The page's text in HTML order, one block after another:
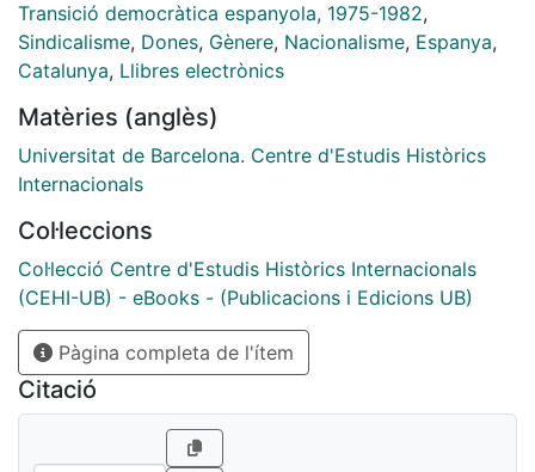
Transició democràtica espanyola, 1975-1982,
Sindicalisme, Dones, Gènere, Nacionalisme, Espanya,
Catalunya, Llibres electrònics
Matèries (anglès)
Universitat de Barcelona. Centre d'Estudis Històrics
Internacionals
Col·leccions
Col·lecció Centre d'Estudis Històrics Internacionals
(CEHI-UB) - eBooks - (Publicacions i Edicions UB)
Pàgina completa de l'ítem
Citació